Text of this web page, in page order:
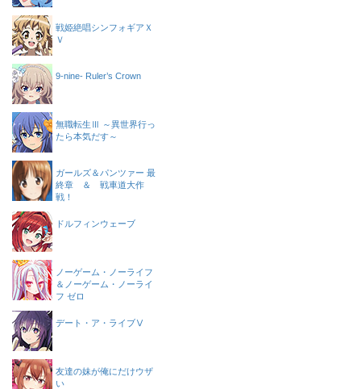
戦姫絶唱シンフォギアＸ
Ｖ
9-nine- Ruler’s Crown
無職転生Ⅲ ～異世界行っ
たら本気だす～
ガールズ＆パンツァー 最
終章 ＆ 戦車道大作
戦！
ドルフィンウェーブ
ノーゲーム・ノーライフ
＆ノーゲーム・ノーライ
フ ゼロ
デート・ア・ライブⅤ
友達の妹が俺にだけウザ
い